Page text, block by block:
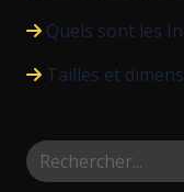
Quels sont les
Tailles et